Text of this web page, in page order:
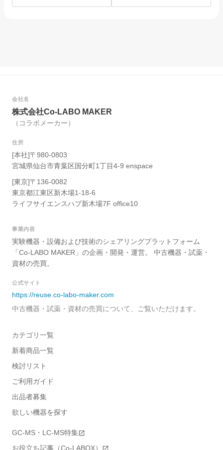
を選んだ理由。
は？
会社名
株式会社Co-LABO MAKER
（コラボメーカー）
住所
[本社]〒980-0803
宮城県仙台市青葉区国分町1丁目4-9 enspace
[東京]〒136-0082
東京都江東区新木場1-18-6
ライフサイエンスハブ新木場7F office10
事業内容
実験機器・設備および技術のシェアリングプラットフォーム
「Co-LABO MAKER」の企画・開発・運営。 中古機器・試薬・
資材の売買。
公式サイト
https://reuse.co-labo-maker.com
中古機器・試薬・資材の売買について、ご覧いただけます。
カテゴリ一覧
新着商品一覧
検討リスト
ご利用ガイド
出品者募集
欲しい機器を探す
GC-MS・LC-MS特集
お役立ち記事（Co-LABOX）